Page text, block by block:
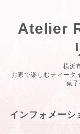
Atelier
横浜
お家で楽しむティータ
菓
インフォメーシ